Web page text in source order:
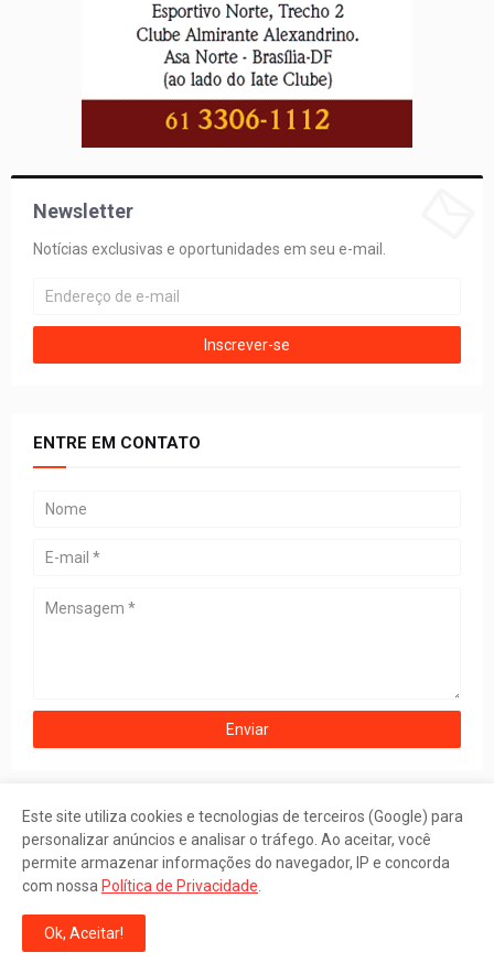
Newsletter
Notícias exclusivas e oportunidades em seu e-mail.
ENTRE EM CONTATO
Este site utiliza cookies e tecnologias de terceiros (Google) para
personalizar anúncios e analisar o tráfego. Ao aceitar, você
permite armazenar informações do navegador, IP e concorda
com nossa Política de Privacidade
Ok, Aceitar!